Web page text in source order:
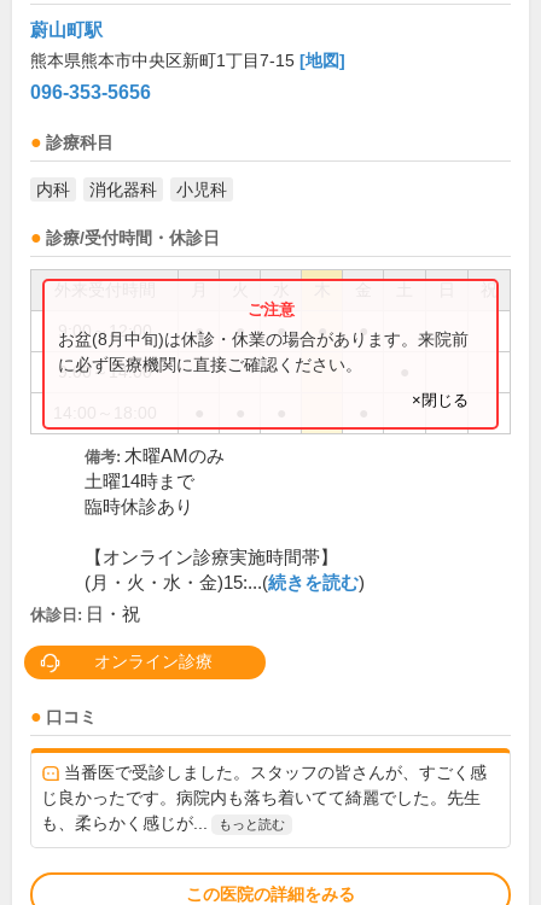
蔚山町駅
熊本県熊本市中央区新町1丁目7-15 [地図]
096-353-5656
診療科目
内科 消化器科 小児科
診療/受付時間・休診日
祝
9:00～12:00 ● ● ● ● ●
9:00～14:00
お盆(8月中旬)は休診・休業の場合があります。来院前
に必ず医療機関に直接ご確認ください。
×閉じる
備考: 木曜AMのみ
土曜14時まで
臨時休診あり
【オンライン診療実施時間帯】
(月・火・水・金)15:...(続きを読む)
休診日: 日・祝
オンライン診療
口コミ
当番医で受診しました。スタッフの皆さんが、すごく感
じ良かったです。病院内も落ち着いてて綺麗でした。先生
も、柔らかく感じが...
もっと読む
この医院の詳細をみる